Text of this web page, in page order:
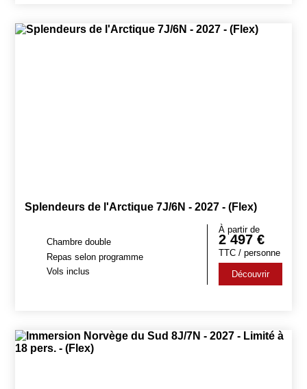
Splendeurs de l'Arctique 7J/6N - 2027 - (Flex)
Chambre double
Repas selon programme
Vols inclus
À partir de
2 497 €
TTC / personne
Découvrir